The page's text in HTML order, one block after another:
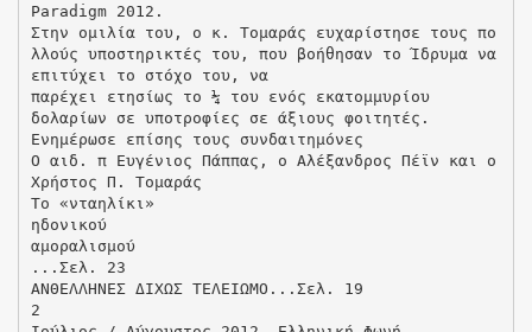
Paradigm 2012.
Στην ομιλία του, ο κ. Τομαράς ευχαρίστησε τους πο
λλούς υποστηρικτές του, που βοήθησαν το Ίδρυμα να
επιτύχει το στόχο του, να
παρέχει ετησίως το ¼ του ενός εκατομμυρίου
δολαρίων σε υποτροφίες σε άξιους φοιτητές.
Ενημέρωσε επίσης τους συνδαιτημόνες
Ο αιδ. π Ευγένιος Πάππας, ο Αλέξανδρος Πέϊν και ο
Χρήστος Π. Τομαράς
Tο «νταηλίκι»
ηδονικού
αμοραλισμού
...Σελ. 23
ΑΝΘΕΛΛΗΝΕΣ ΔΙΧΩΣ ΤΕΛΕΙΩΜΟ...Σελ. 19
2